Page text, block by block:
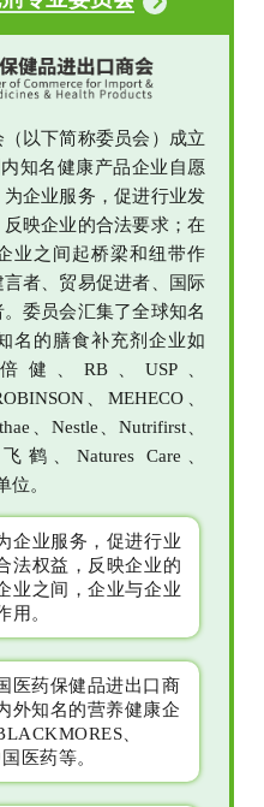
以下简称委员会）成立
知名健康产品企业自愿
企业服务，促进行业发
映企业的合法要求；在
业之间起桥梁和纽带作
者、贸易促进者、国际
委员会汇集了全球知名
名的膳食补充剂企业如
健、RB、USP、
、MEHECO、
、Nestle、Nutrifirst、
鹤、Natures Care、
位。
企业服务，促进行业
法权益，反映企业的
业之间，企业与企业
用。
医药保健品进出口商
外知名的营养健康企
、
医药等。